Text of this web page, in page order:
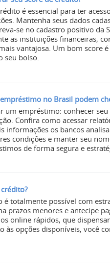
é essencial para ter
Mantenha seus dados
se no cadastro positivo da
as instituições financeiras,
vantajosa. Um bom score
seu bolso.
no Brasil podem
um empréstimo: conhecer
Confira como acessar
informações os bancos
condições e manter seu
de forma segura e
é totalmente possível com
prazos menores e antecipe
online rápidos, que
às opções disponíveis, você